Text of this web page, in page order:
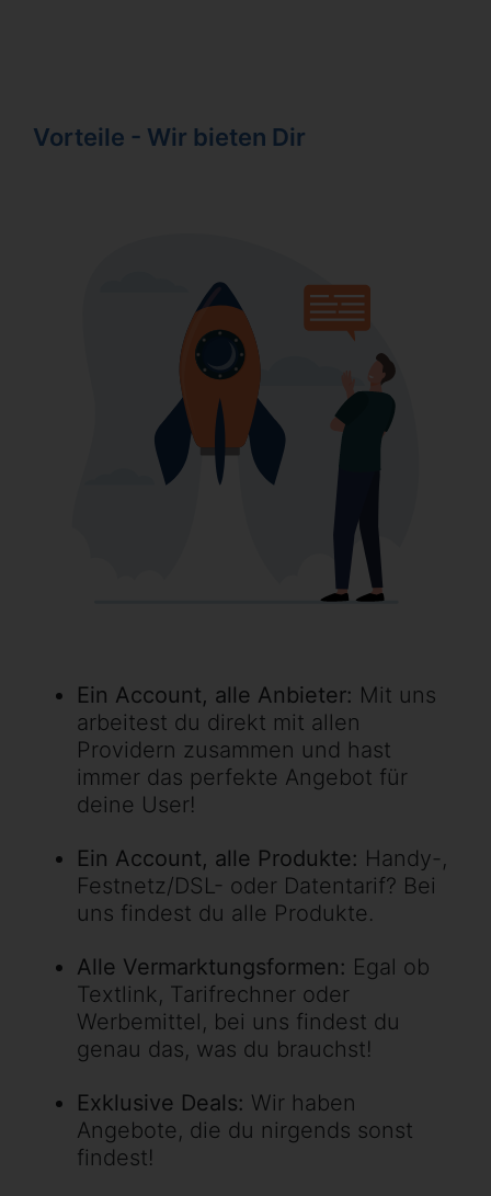
Vorteile - Wir bieten Dir
Ein Account, alle Anbieter: Mit uns
arbeitest du direkt mit allen
Providern zusammen und hast
immer das perfekte Angebot für
deine User!
Ein Account, alle Produkte: Handy-,
Festnetz/DSL- oder Datentarif? Bei
uns findest du alle Produkte.
Alle Vermarktungsformen: Egal ob
Textlink, Tarifrechner oder
Werbemittel, bei uns findest du
genau das, was du brauchst!
Exklusive Deals: Wir haben
Angebote, die du nirgends sonst
findest!